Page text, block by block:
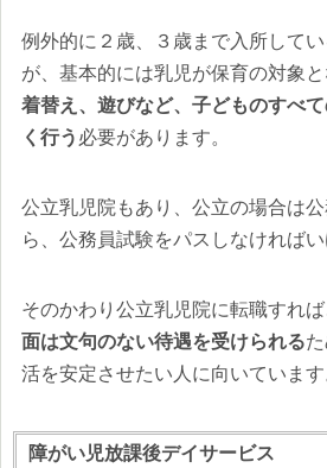
例外的に２歳、３歳まで入所して
が、基本的には乳児が保育の対象と
着替え、遊びなど、子どものすべ
く行う 必要があります。
公立乳児院もあり、公立の場合は
ら、公務員試験をパスしなければい
そのかわり公立乳児院に転職すれば
面は文句のない待遇を受けられる
活を安定させたい人に向いています
障がい児放課後デイサービス